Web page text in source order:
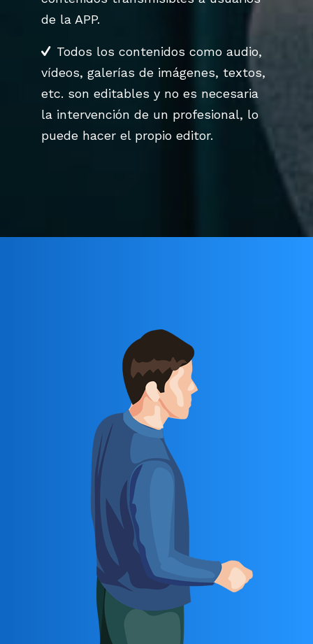
de la APP.
Todos los contenidos como audio,
vídeos, galerías de imágenes, textos,
etc. son editables y no es necesaria
la intervención de un profesional, lo
puede hacer el propio editor.